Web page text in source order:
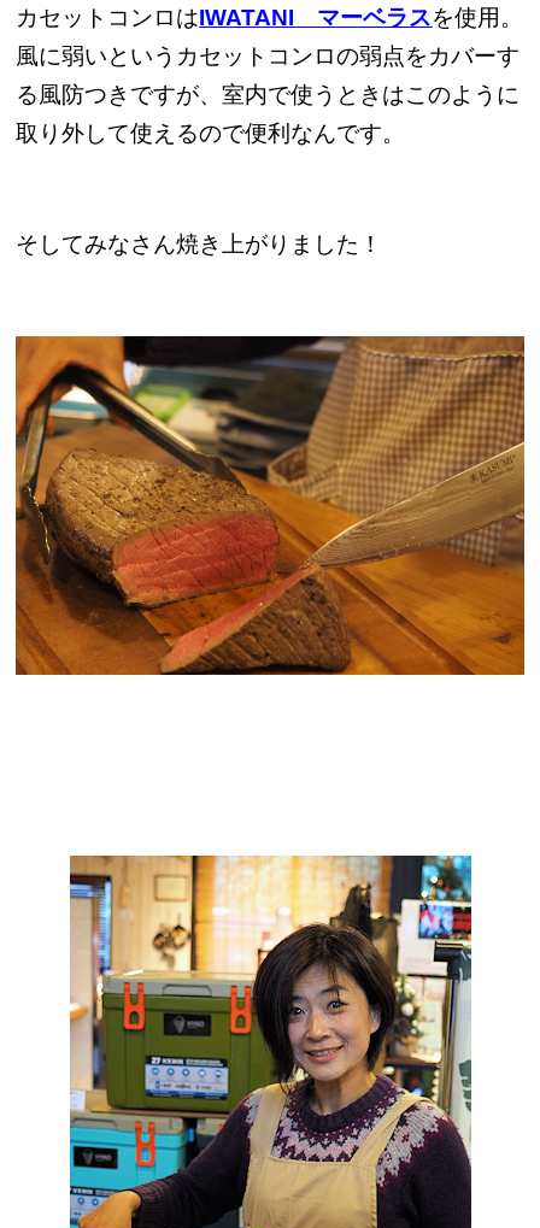
カセットコンロはIWATANI マーベラスを使用。
風に弱いというカセットコンロの弱点をカバーす
る風防つきですが、室内で使うときはこのように
取り外して使えるので便利なんです。
そしてみなさん焼き上がりました！